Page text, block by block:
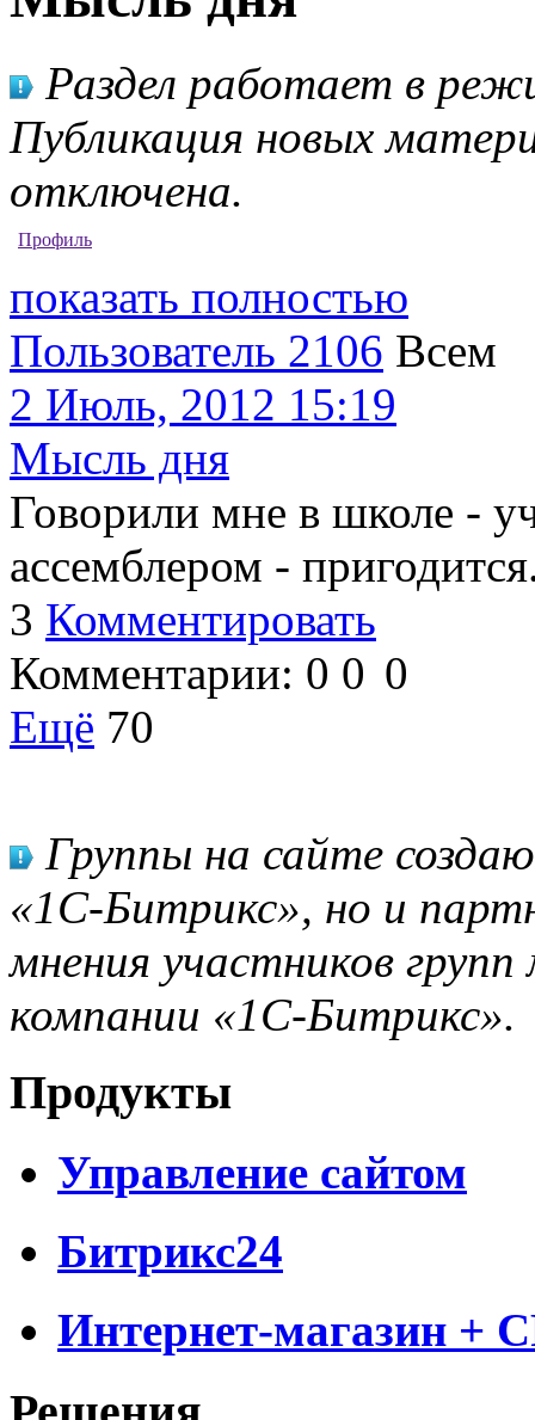
Раздел работает в
Публикация новых
отключена.
Профиль
показать полностью
Пользователь 2106 Всем
2 Июль, 2012 15:19
Мысль дня
Говорили мне в школе -
ассемблером -
3 Комментировать
Комментарии: 0 0 0
Ещё 70
Группы на сайте
«1С-Битрикс», но и
мнения участников
компании «1С-Битрикс».
Продукты
Управление сайтом
Битрикс24
Интернет-магазин +